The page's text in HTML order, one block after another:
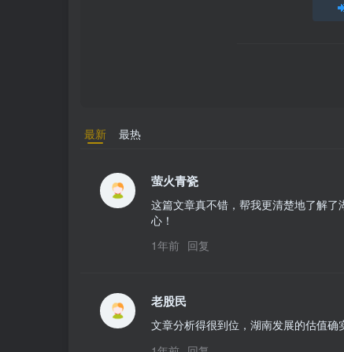
最新 最热
萤火青瓷
这篇文章真不错，帮我更清楚地了解
心！
1年前 回复
老股民
文章分析得很到位，湖南发展的估值确